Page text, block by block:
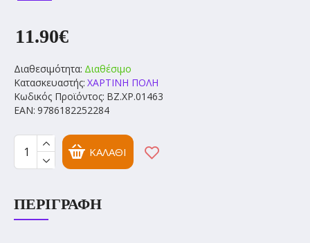
Διαθεσιμότητα: Διαθέσιμο
Κατασκευαστής: ΧΑΡΤΙΝΗ ΠΟΛΗ
Κωδικός Προϊόντος: BZ.XP.01463
EAN: 9786182252284
11.90€
ΚΑΛΆΘΙ
ΠΕΡΙΓΡΑΦΉ